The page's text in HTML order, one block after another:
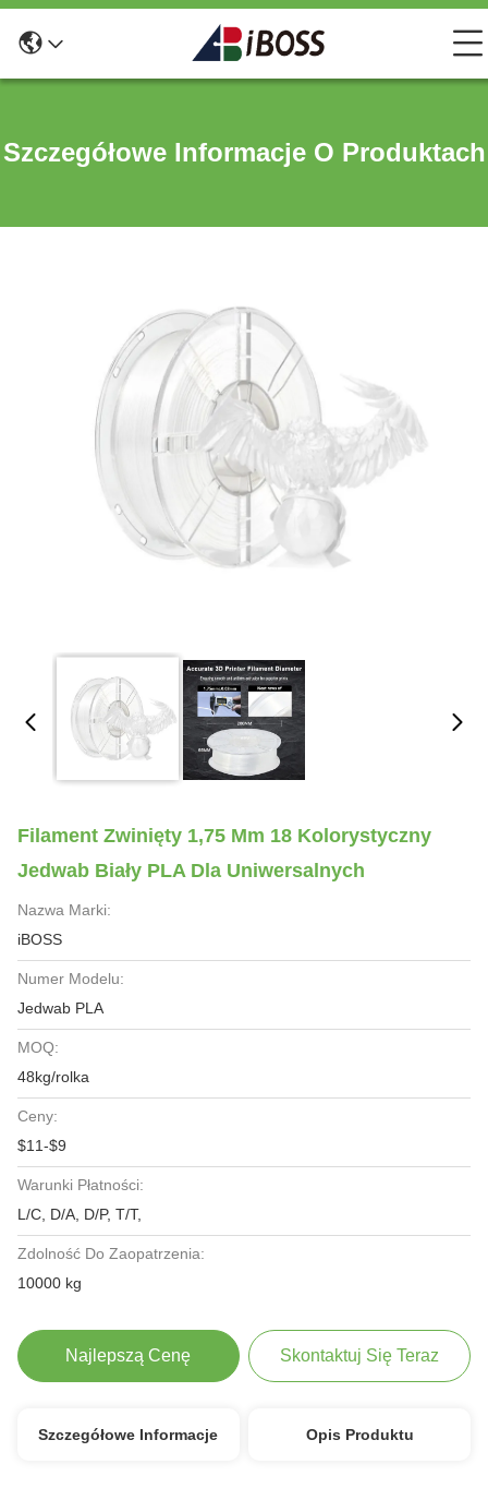
Szczegółowe Informacje O Produktach
Filament Zwinięty 1,75 Mm 18 Kolorystyczny
Jedwab Biały PLA Dla Uniwersalnych
Nazwa Marki:
iBOSS
Numer Modelu:
Jedwab PLA
MOQ:
48kg/rolka
Ceny:
$11-$9
Warunki Płatności:
L/C, D/A, D/P, T/T,
Zdolność Do Zaopatrzenia:
10000 kg
Najlepszą Cenę Skontaktuj Się Teraz
Szczegółowe Informacje Opis Produktu